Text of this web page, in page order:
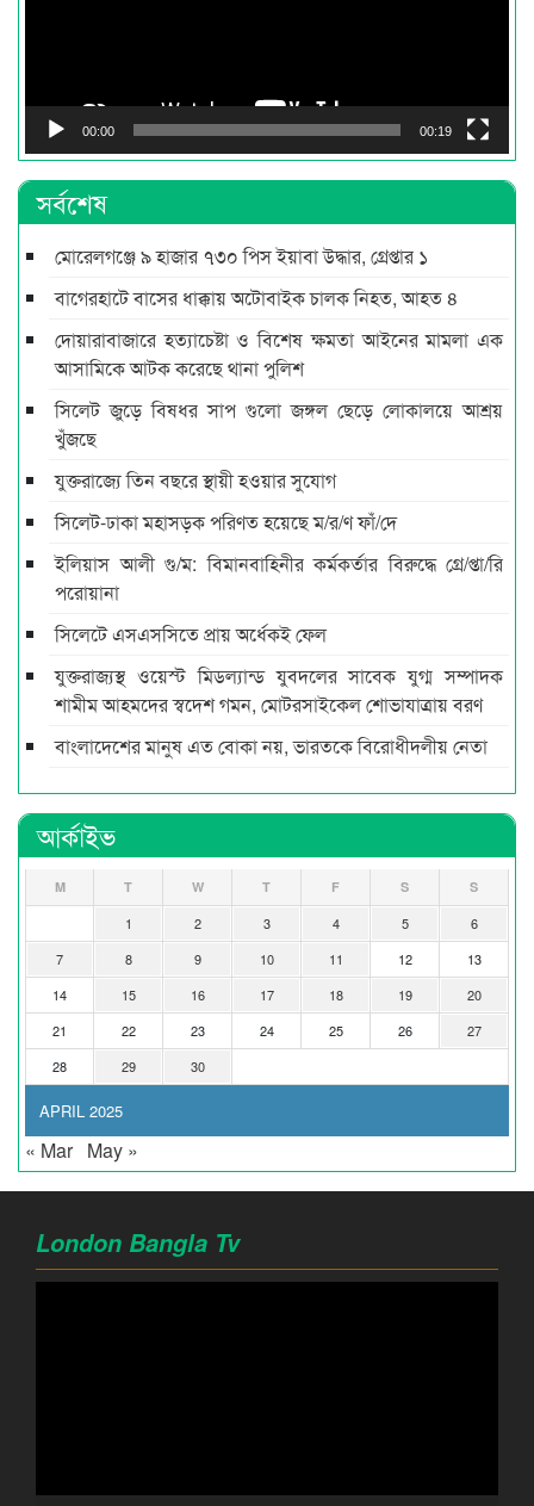
00:00 00:19
সর্বশেষ
মোরেলগঞ্জে ৯ হাজার ৭৩০ পিস ইয়াবা উদ্ধার, গ্রেপ্তার ১
বাগেরহাটে বাসের ধাক্কায় অটোবাইক চালক নিহত, আহত ৪
দোয়ারাবাজারে হত্যাচেষ্টা ও বিশেষ ক্ষমতা আইনের মামলা এক
আসামিকে আটক করেছে থানা পুলিশ
সিলেট জুড়ে বিষধর সাপ গুলো জঙ্গল ছেড়ে লোকালয়ে আশ্রয়
খুঁজছে
যুক্তরাজ্যে তিন বছরে স্থায়ী হওয়ার সুযোগ
সিলেট-ঢাকা মহাসড়ক পরিণত হয়েছে ম/র/ণ ফাঁ/দে
ইলিয়াস আলী গু/ম: বিমানবাহিনীর কর্মকর্তার বিরুদ্ধে গ্রে/প্তা/রি
পরোয়ানা
সিলেটে এসএসসিতে প্রায় অর্ধেকই ফেল
যুক্তরাজ্যস্থ ওয়েস্ট মিডল্যান্ড যুবদলের সাবেক যুগ্ম সম্পাদক
শামীম আহমদের স্বদেশ গমন, মোটরসাইকেল শোভাযাত্রায় বরণ
বাংলাদেশের মানুষ এত বোকা নয়, ভারতকে বিরোধীদলীয় নেতা
আর্কাইভ
APRIL 2025
M T W T F S S
1 2 3 4 5
6
7
8 9 10 11 12
13
14
15 16 17 18 19
20
21
22 23 24 25 26
27
28
29 30
« Mar May »
London Bangla Tv